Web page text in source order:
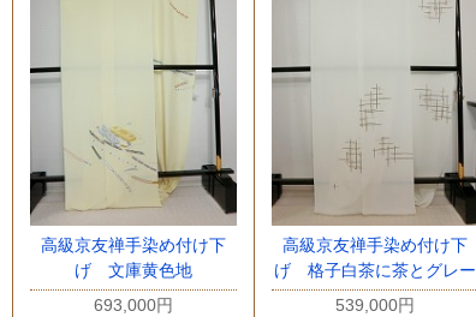
高級京友禅手染め付け下
げ 文庫黄色地
693,000円
高級京友禅手染め付け下
げ 格子白茶に茶とグレー
539,000円